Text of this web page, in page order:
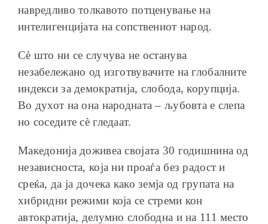
навредливо толкавото потценување на
интелигенцијата на сопствениот народ.
Сè што ни се случува не останува
незабележано од изготвувачите на глобалните
индекси за демократија, слобода, корупција.
Во духот на она народната – љубовта е слепа
но соседите сè гледаат.
Македонија доживеа својата 30 годишнина од
независноста, која ни проаѓа без радост и
среќа, да ја дочека како земја од групата на
хибридни режими која се стреми кон
автократија, делумно слободна и на 111 место